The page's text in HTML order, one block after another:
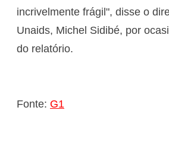
incrivelmente frágil", disse o
Unaids, Michel Sidibé, por
do relatório.
Fonte: G1